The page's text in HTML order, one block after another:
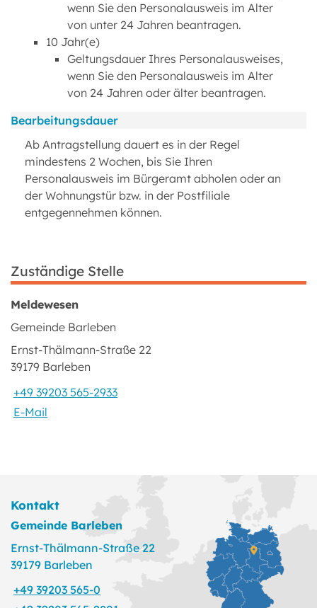
wenn Sie den Personalausweis im Alter
von unter 24 Jahren beantragen.
10 Jahr(e)
Geltungsdauer Ihres Personalausweises,
wenn Sie den Personalausweis im Alter
von 24 Jahren oder älter beantragen.
Bearbeitungsdauer
Ab Antragstellung dauert es in der Regel
mindestens 2 Wochen, bis Sie Ihren
Personalausweis im Bürgeramt abholen oder an
der Wohnungstür bzw. in der Postfiliale
entgegennehmen können.
Zuständige Stelle
Meldewesen
Gemeinde Barleben
Ernst-Thälmann-Straße 22
39179 Barleben
+49 39203 565-2933
E-Mail
Kontakt
Gemeinde Barleben
Ernst-Thälmann-Straße 22
39179 Barleben
+49 39203 565-0